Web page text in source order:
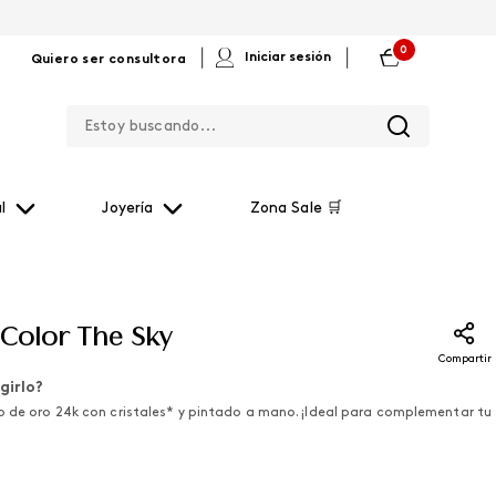
Quiero ser consultora Iniciar sesión
0
Joyería Zona Sale 🛒
The Sky
Compartir
de oro 24k con cristales* y pintado a mano. ¡Ideal para complementar tu